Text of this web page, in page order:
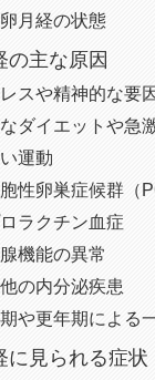
月経の状態
の主な原因
スや精神的な要
ダイエットや急
運動
性卵巣症候群（
ラクチン血症
機能の異常
の内分泌疾患
や更年期による
に見られる症状